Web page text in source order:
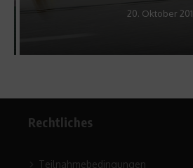
20. Oktober 2010
Rechtliches
Teilnahmebedingungen